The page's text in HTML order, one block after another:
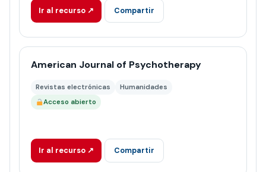
Ir al recurso ↗ Compartir
American Journal of Psychotherapy
Revistas electrónicas
Humanidades
Acceso abierto
Ir al recurso ↗ Compartir